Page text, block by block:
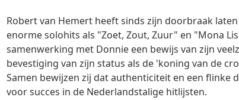
Robert van Hemert heeft sinds zijn doorbraak
enorme solohits als "Zoet, Zout, Zuur" en "Mona
samenwerking met Donnie een bewijs van zijn
bevestiging van zijn status als de 'koning van de
Samen bewijzen zij dat authenticiteit en een flinke
voor succes in de Nederlandstalige hitlijsten.